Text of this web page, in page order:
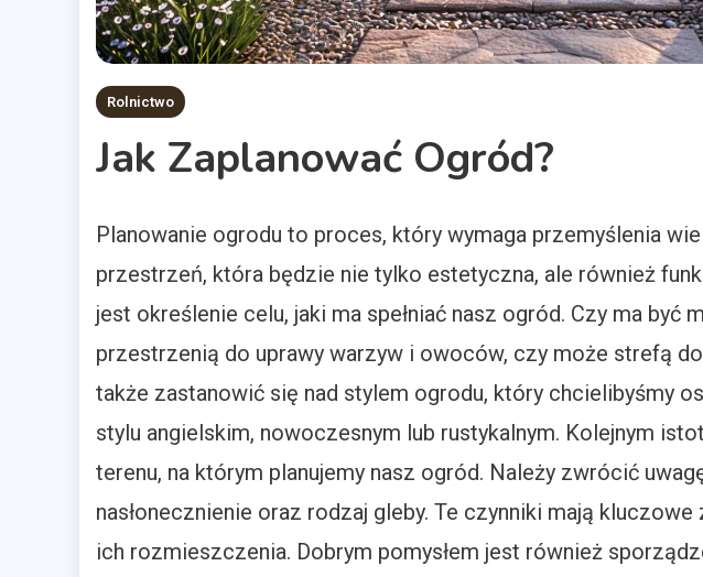
Rolnictwo
Jak Zaplanować Ogród?
Planowanie ogrodu to proces, który wymaga przemyślenia
przestrzeń, która będzie nie tylko estetyczna, ale również
jest określenie celu, jaki ma spełniać nasz ogród. Czy ma być
przestrzenią do uprawy warzyw i owoców, czy może strefą
także zastanowić się nad stylem ogrodu, który chcielibyśmy
stylu angielskim, nowoczesnym lub rustykalnym. Kolejnym
terenu, na którym planujemy nasz ogród. Należy zwrócić
nasłonecznienie oraz rodzaj gleby. Te czynniki mają
ich rozmieszczenia. Dobrym pomysłem jest również